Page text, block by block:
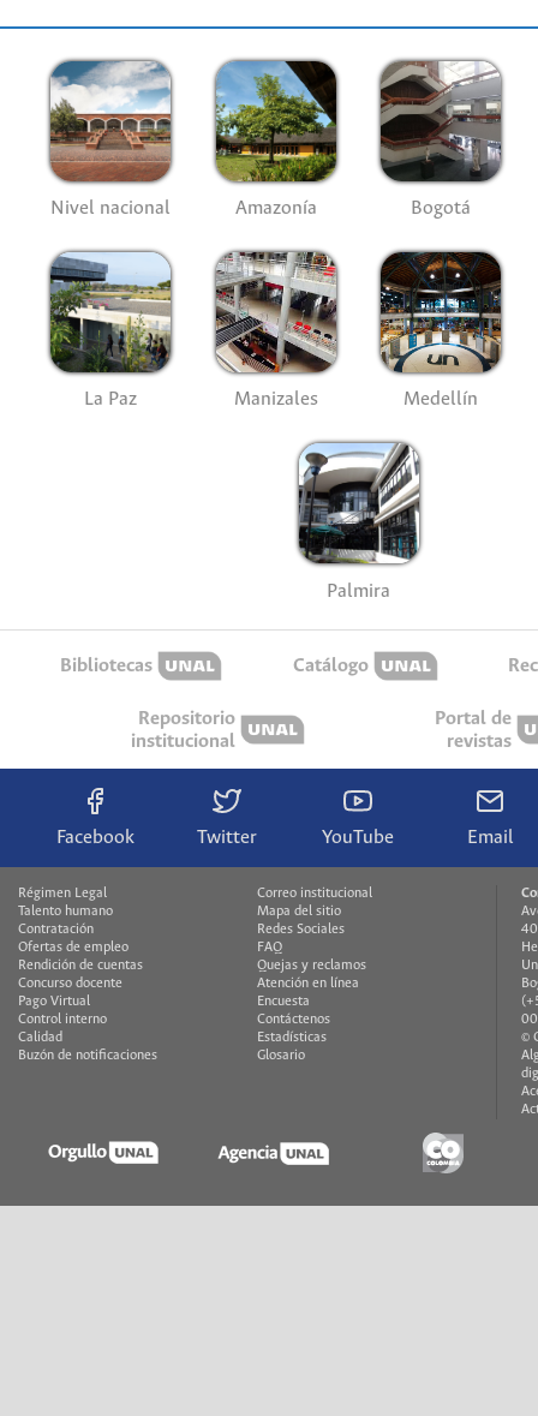
Nivel nacional Amazonía Bogotá
La Paz Manizales Medellín
Palmira
Bibliotecas Catálogo
Repositorio
institucional
Portal de
revistas
Facebook Twitter YouTube Email
Régimen Legal
Talento humano
Contratación
Ofertas de empleo
Rendición de cuentas
Concurso docente
Pago Virtual
Control interno
Calidad
Buzón de notificaciones
Correo institucional
Mapa del sitio
Redes Sociales
FAQ
Quejas y reclamos
Atención en línea
Encuesta
Contáctenos
Estadísticas
Glosario
©